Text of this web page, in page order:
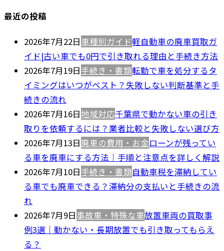
最近の投稿
2026年7月22日車種別ガイド軽自動車の廃車買取ガ
イド|古い車でも0円で引き取れる理由と手続き方法
2026年7月19日手続き・書類転勤で車を処分するタ
イミングはいつがベスト？失敗しない判断基準と手
続きの流れ
2026年7月16日地域対応千葉県で動かない車の引き
取りを依頼するには？業者比較と失敗しない選び方
2026年7月13日廃車の費用・お金ローンが残ってい
る車を廃車にする方法｜手順と注意点を詳しく解説
2026年7月10日手続き・書類自動車税を滞納してい
る車でも廃車できる？滞納分の支払いと手続きの流
れ
2026年7月9日事故車・特殊な車放置車両の買取事
例3選｜動かない・長期放置でも引き取ってもらえ
る？